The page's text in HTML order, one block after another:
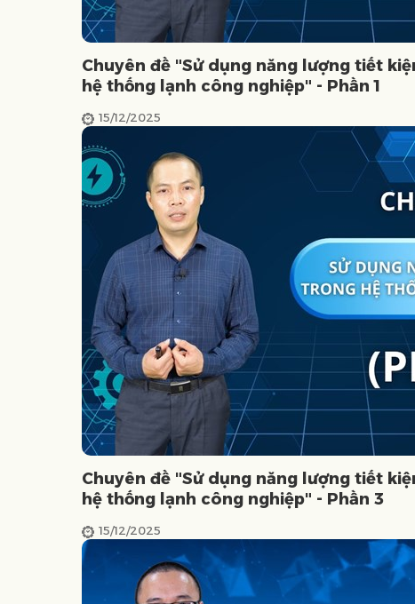
Chuyên đề "Sử dụng năng lượng tiết
hệ thống lạnh công nghiệp" - Phần 1
15/12/2025
Chuyên đề "Sử dụng năng lượng tiết
hệ thống lạnh công nghiệp" - Phần 3
15/12/2025